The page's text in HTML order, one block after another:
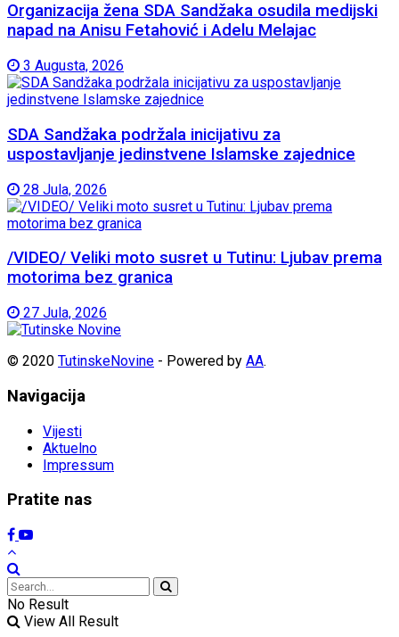
Organizacija žena SDA Sandžaka osudila medijski
napad na Anisu Fetahović i Adelu Melajac
3 Augusta, 2026
SDA Sandžaka podržala inicijativu za
uspostavljanje jedinstvene Islamske zajednice
28 Jula, 2026
/VIDEO/ Veliki moto susret u Tutinu: Ljubav prema
motorima bez granica
27 Jula, 2026
© 2020 TutinskeNovine - Powered by AA.
Navigacija
Vijesti
Aktuelno
Impressum
Pratite nas
No Result
View All Result